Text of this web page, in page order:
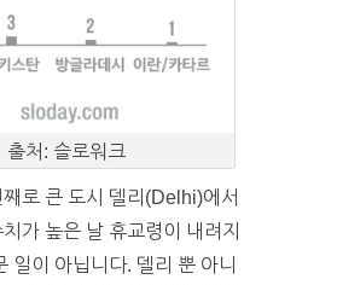
출처: 슬로워크
로 큰 도시 델리(Delhi)에서
가 높은 날 휴교령이 내려지
일이 아닙니다. 델리 뿐 아니